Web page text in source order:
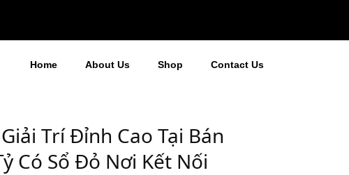
Home About Us Shop Contact Us
Trí Đỉnh Cao Tại Bán
Có Sổ Đỏ Nơi Kết Nối